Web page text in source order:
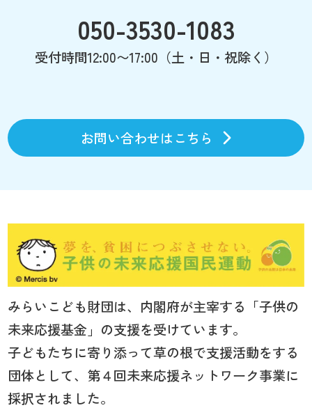
050-3530-1083
受付時間12:00〜17:00（土・日・祝除く）
お問い合わせはこちら
みらいこども財団は、内閣府が主宰する「子供の
未来応援基金」の支援を受けています。
子どもたちに寄り添って草の根で支援活動をする
団体として、第４回未来応援ネットワーク事業に
採択されました。